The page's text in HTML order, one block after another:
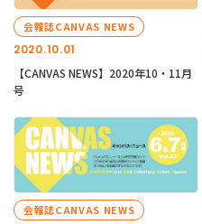
2020.10.01
会報誌CANVAS NEWS
【CANVAS NEWS】2020年10・11月
号
会報誌CANVAS NEWS